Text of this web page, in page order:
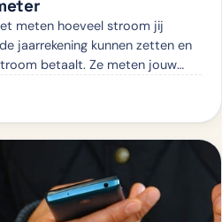
meten hoeveel stroom jij
jaarrekening kunnen zetten en
betaalt. Ze meten jouw